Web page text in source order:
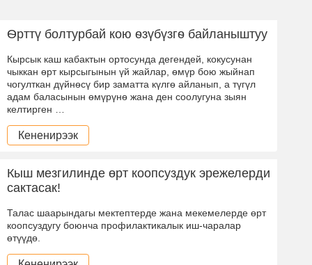
Ѳрттү болтурбай кою ѳзүбүзгѳ байланыштуу
Кырсык каш кабактын ортосунда дегендей, кокусунан
чыккан ѳрт кырсыгынын үй жайлар, ѳмүр бою жыйнап
чогулткан дүйнѳсү бир заматта күлгѳ айланып, а түгүл
адам баласынын ѳмүрүнѳ жана ден соолугуна зыян
келтирген …
Кененирээк
Кыш мезгилинде өрт коопсуздук эрежелерди
сактасак!
Талас шаарындагы мектептерде жана мекемелерде өрт
коопсуздугу боюнча профилактикалык иш-чаралар
өтүүдө.